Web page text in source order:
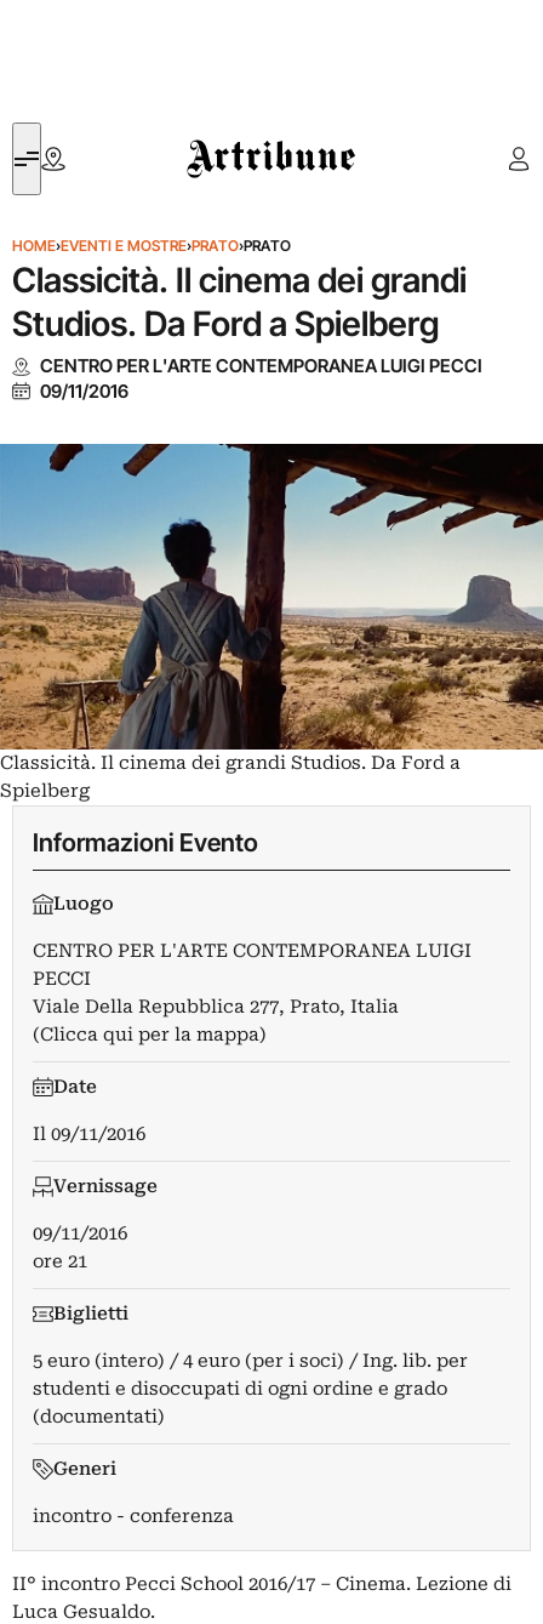
Artribune
HOME›EVENTI E MOSTRE›PRATO›PRATO
Classicità. Il cinema dei grandi
Studios. Da Ford a Spielberg
CENTRO PER L'ARTE CONTEMPORANEA LUIGI PECCI
09/11/2016
Classicità. Il cinema dei grandi Studios. Da Ford a
Spielberg
Informazioni Evento
Luogo
CENTRO PER L'ARTE CONTEMPORANEA LUIGI
PECCI
Viale Della Repubblica 277, Prato, Italia
(Clicca qui per la mappa)
Date
Il 09/11/2016
Vernissage
09/11/2016
ore 21
Biglietti
5 euro (intero) / 4 euro (per i soci) / Ing. lib. per
studenti e disoccupati di ogni ordine e grado
(documentati)
Generi
incontro - conferenza
II° incontro Pecci School 2016/17 – Cinema. Lezione di
Luca Gesualdo.